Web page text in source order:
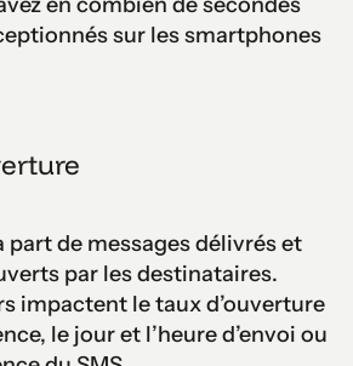
sur les smartphones
part de messages délivrés et
par les destinataires.
impactent le taux d’ouverture
le jour et l’heure d’envoi ou